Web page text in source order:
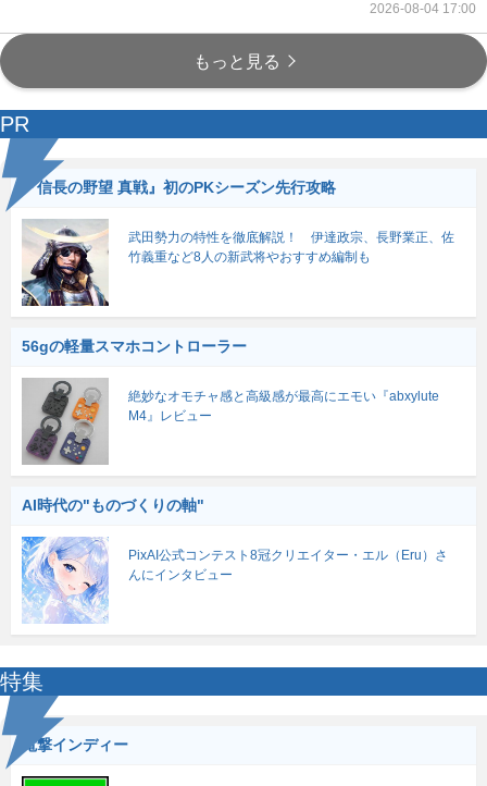
2026-08-04 17:00
もっと見る
PR
『信長の野望 真戦』初のPKシーズン先行攻略
武田勢力の特性を徹底解説！ 伊達政宗、長野業正、佐
竹義重など8人の新武将やおすすめ編制も
56gの軽量スマホコントローラー
絶妙なオモチャ感と高級感が最高にエモい『abxylute
M4』レビュー
AI時代の"ものづくりの軸"
PixAI公式コンテスト8冠クリエイター・エル（Eru）さ
んにインタビュー
特集
電撃インディー